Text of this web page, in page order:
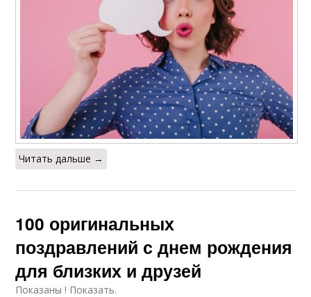
Читать дальше →
100 оригинальных
поздравлений с днем рождения
для близких и друзей
Показаны ! Показать.